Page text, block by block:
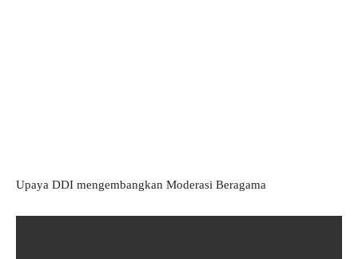
Upaya DDI mengembangkan Moderasi Beragama